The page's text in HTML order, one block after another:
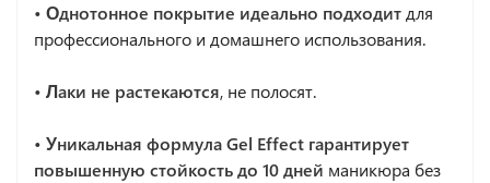
• Однотонное покрытие идеально подходитдля
профессионального и домашнего использования.
• Лаки не растекаются, не полосят.
• Уникальная формула Gel Effect гарантирует
повышенную стойкость до 10 дней маникюра без